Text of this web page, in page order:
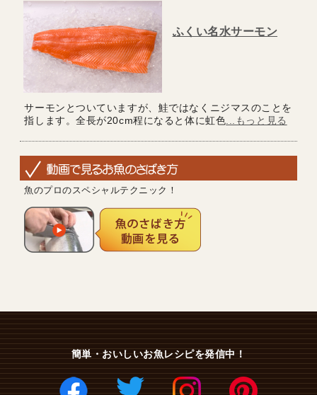
ふくい名水サーモン
サーモンとついていますが、鮭ではなくニジマスのことを
指します。全長が20cm程になると体に虹色 ...もっと見る
魚のプロのスペシャルテクニック！
簡単・おいしいお魚レシピを発信中！